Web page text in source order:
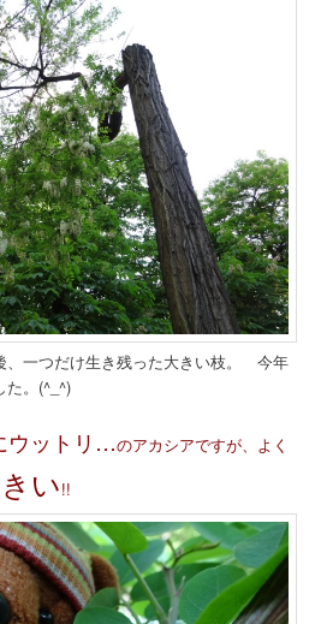
、一つだけ生き残った大きい枝。 今年
た。(^_^)
ウットリ…のアカシアですが、よく
い!!